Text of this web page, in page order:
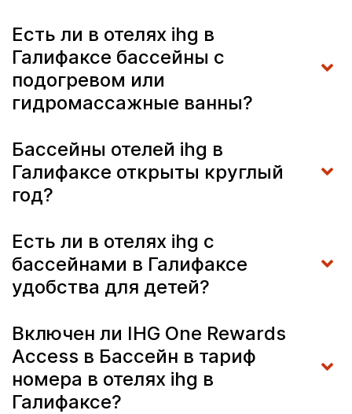
Есть ли в отелях ihg в
Галифаксе бассейны с
подогревом или
гидромассажные ванны?
Бассейны отелей ihg в
Галифаксе открыты круглый
год?
Есть ли в отелях ihg с
бассейнами в Галифаксе
удобства для детей?
Включен ли IHG One Rewards
Access в Бассейн в тариф
номера в отелях ihg в
Галифаксе?